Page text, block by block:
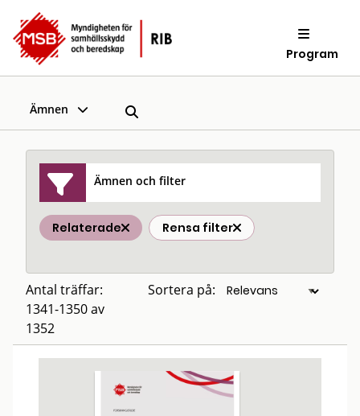
Program
Ämnen
Ämnen och filter
Relaterade Rensa filter
Antal träffar:
1341-1350 av
1352
Sortera på: